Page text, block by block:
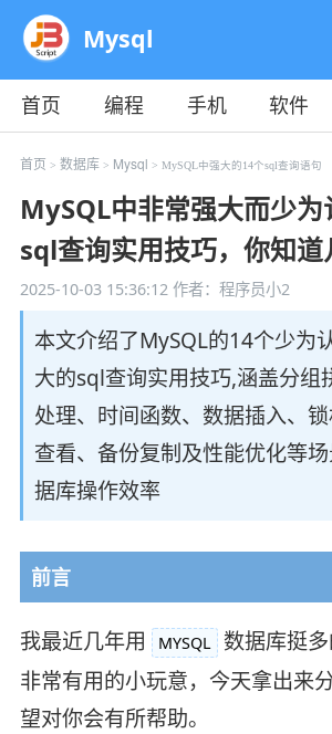
Mysql
首页 编程 手机 软件
教程
平面 服务器
首页 > 数据库> Mysql > MySQL中强大的14个sql查询语句
MySQL中非常强大而少
sql查询实用技巧，你知道
2025-10-03 15:36:12作者：程序员小2
本文介绍了MySQL的14个少为
大的sql查询实用技巧,涵盖分组
处理、时间函数、数据插入、
查看、备份复制及性能优化等
据库操作效率
前言
我最近几年用 MYSQL
数据库挺
非常有用的小玩意，今天拿出来
望对你会有所帮助。